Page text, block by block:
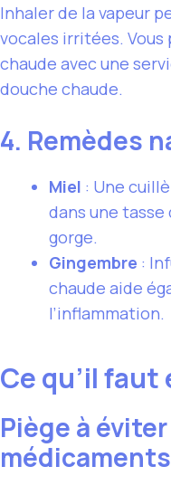
Inhaler de la vapeur
vocales irritées. Vous
chaude avec une
douche chaude.
4. Remèdes
Miel : Une
dans une tasse
gorge.
Gingembre :
chaude aide
l’inflammation.
Ce qu’il faut
Piège à éviter
médicaments